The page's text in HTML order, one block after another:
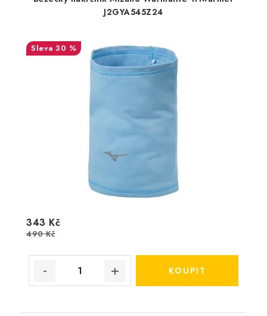
J2GYA545Z24
30 %
343 Kč
490 Kč